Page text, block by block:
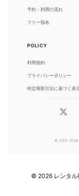
予約・利用の流れ
フリー指名
POLICY
利用規約
プライバシーポリシー
特定商取引法に基づく表
© 2013-2026
© 2026 レンタ